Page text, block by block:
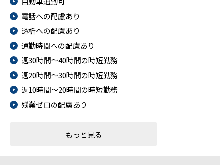
電話への配慮あり
透析への配慮あり
通勤時間への配慮あり
週30時間～40時間の時短勤務
週20時間～30時間の時短勤務
週10時間～20時間の時短勤務
残業ゼロの配慮あり
もっと見る